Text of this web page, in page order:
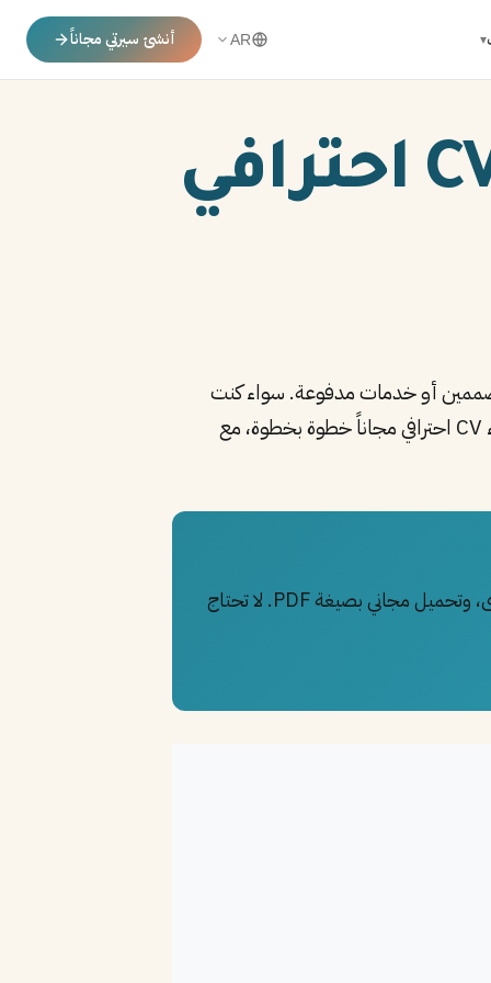
▾
AR أنشئ سيرتي مجاناً
سيرة ذاتية مجانية | إنشاء CV احترافي
أو خدمات مدفوعة. سواء كنت
خريجاً جديداً يبحث عن فرصته الأولى، أو محترفاً يرغب في تحديث سيرته، هذا الدليل سيوضح لك كيفية إنشاء CV احترافي مجاناً خطوة بخطوة، مع
– تقدم قوالب احترافية، ذكاء اصطناعي لكتابة المحتوى، وتحميل مجاني بصيغة PDF. لا تحتاج